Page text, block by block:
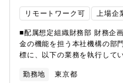
長期事業戦略の立案市場環境
び事業ロードマップ策定売上
新規事業・新製品企画市場ニ
創出新規製品および新規用途
優先順位付け、および事業化
ップ策定・技術動向・アカデ
リモートワーク可 上場企
■配属想定組織財務部 財務企
金の機能を担う本社機構の部
標に、以下の業務を執行して
（社債、銀行ローン等）に関
勤務地 東京都